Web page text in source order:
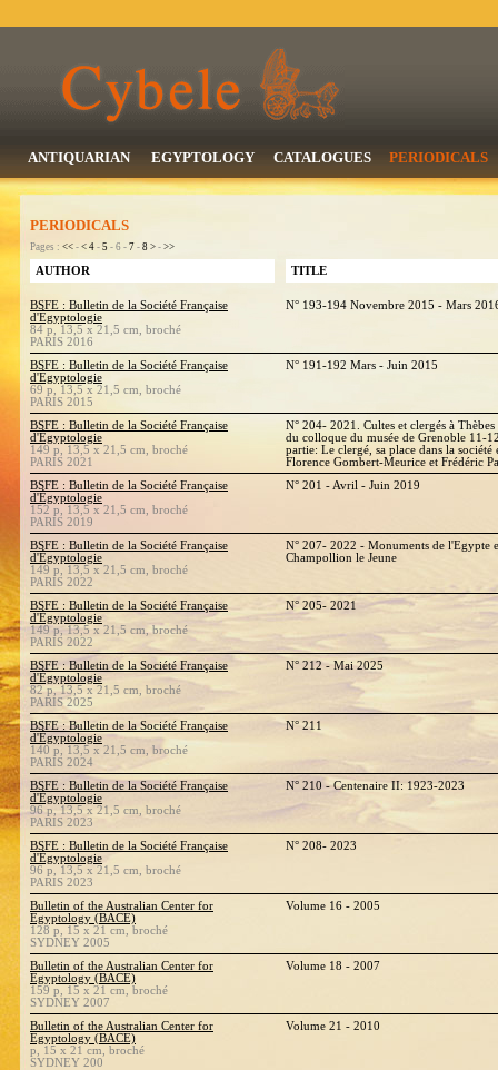
ANTIQUARIAN EGYPTOLOGY CATALOGUES PERIODICALS
PERIODICALS
Pages : << - < 4 - 5 - 6 - 7 - 8 > - >>
AUTHOR TITLE
BSFE : Bulletin de la Société Française
d'Égyptologie
84 p, 13,5 x 21,5 cm, broché
PARIS 2016
N° 193-194 Novembre 2015 - Mars
BSFE : Bulletin de la Société Française
d'Égyptologie
69 p, 13,5 x 21,5 cm, broché
PARIS 2015
N° 191-192 Mars - Juin 2015
BSFE : Bulletin de la Société Française
d'Égyptologie
149 p, 13,5 x 21,5 cm, broché
PARIS 2021
N° 204- 2021. Cultes et clergés à
du colloque du musée de Grenoble 11-
partie: Le clergé, sa place dans la société
Florence Gombert-Meurice et Frédéric
BSFE : Bulletin de la Société Française
d'Égyptologie
152 p, 13,5 x 21,5 cm, broché
PARIS 2019
N° 201 - Avril - Juin 2019
BSFE : Bulletin de la Société Française
d'Égyptologie
149 p, 13,5 x 21,5 cm, broché
PARIS 2022
N° 207- 2022 - Monuments de l'Egypte
Champollion le Jeune
BSFE : Bulletin de la Société Française
d'Égyptologie
149 p, 13,5 x 21,5 cm, broché
PARIS 2022
N° 205- 2021
BSFE : Bulletin de la Société Française
d'Égyptologie
82 p, 13,5 x 21,5 cm, broché
PARIS 2025
N° 212 - Mai 2025
BSFE : Bulletin de la Société Française
d'Égyptologie
140 p, 13,5 x 21,5 cm, broché
PARIS 2024
N° 211
BSFE : Bulletin de la Société Française
d'Égyptologie
96 p, 13,5 x 21,5 cm, broché
PARIS 2023
N° 210 - Centenaire II: 1923-2023
BSFE : Bulletin de la Société Française
d'Égyptologie
96 p, 13,5 x 21,5 cm, broché
PARIS 2023
N° 208- 2023
Bulletin of the Australian Center for
Egyptology (BACE)
128 p, 15 x 21 cm, broché
SYDNEY 2005
Volume 16 - 2005
Bulletin of the Australian Center for
Egyptology (BACE)
159 p, 15 x 21 cm, broché
SYDNEY 2007
Volume 18 - 2007
Bulletin of the Australian Center for
Egyptology (BACE)
p, 15 x 21 cm, broché
SYDNEY 200
Volume 21 - 2010